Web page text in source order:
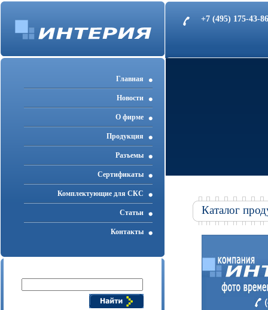
+7 (495) 175-43-
Главная
Новости
О фирме
Продукция
Разъемы
Cертификаты
Комплектующие для СКС
Статьи
Контакты
Каталог